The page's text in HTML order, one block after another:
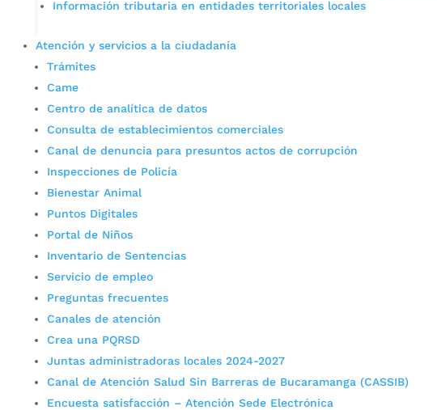
Información tributaria en entidades territoriales locales
Atención y servicios a la ciudadanía
Trámites
Came
Centro de analítica de datos
Consulta de establecimientos comerciales
Canal de denuncia para presuntos actos de corrupción
Inspecciones de Policía
Bienestar Animal
Puntos Digitales
Portal de Niños
Inventario de Sentencias
Servicio de empleo
Preguntas frecuentes
Canales de atención
Crea una PQRSD
Juntas administradoras locales 2024-2027
Canal de Atención Salud Sin Barreras de Bucaramanga (CASSIB)
Encuesta satisfacción – Atención Sede Electrónica